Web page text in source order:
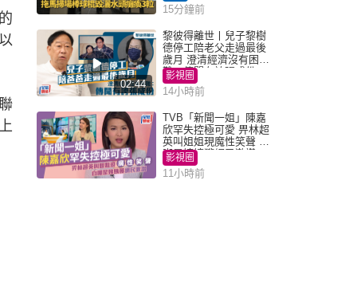
15分鐘前
02:44
黎彼得離世丨兒子黎樹
德停工陪老父走過最後
歲月 澄清經濟沒有困
難：傳聞有誇張成份
影視圈
14小時前
TVB「新聞一姐」陳嘉
欣罕失控極可愛 畀林超
英叫姐姐現魔性笑聲 自
嘲是姨姨獲網民激讚
影視圈
11小時前